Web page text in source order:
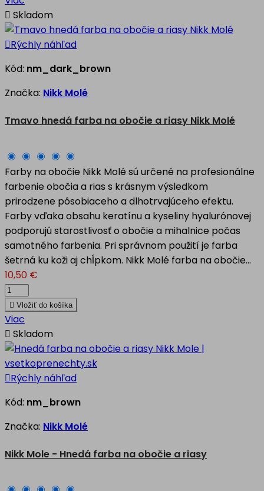
 Skladom
Rýchly náhľad
Kód: nm_dark_brown
Značka: Nikk Molé
Tmavo hnedá farba na obočie a riasy Nikk Molé
Farby na obočie Nikk Molé sú určené na profesionálne
farbenie obočia a rias s krásnym výsledkom
prirodzene pôsobiaceho a dlhotrvajúceho efektu.
Farby vďaka obsahu keratínu a kyseliny hyalurónovej
podporujú starostlivosť o obočie a mihalnice počas
samotného farbenia. Pri správnom použití je farba
šetrná ku koži aj chĺpkom. Nikk Molé farba na obočie...
10,50 €
 Vložiť do košíka
Viac
 Skladom
Rýchly náhľad
Kód: nm_brown
Značka: Nikk Molé
Nikk Mole - Hnedá farba na obočie a riasy